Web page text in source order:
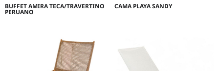
BUFFET AMIRA TECA/TRAVERTINO
PERUANO
CAMA PLAYA SANDY